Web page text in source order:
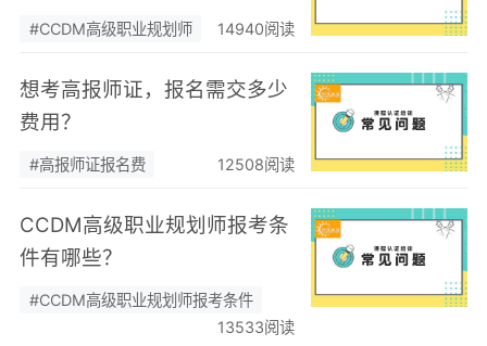
#CCDM高级职业规划师 14940阅读
想考高报师证，报名需交多少
费用？
#高报师证报名费 12508阅读
CCDM高级职业规划师报考条
件有哪些？
#CCDM高级职业规划师报考条件
13533阅读